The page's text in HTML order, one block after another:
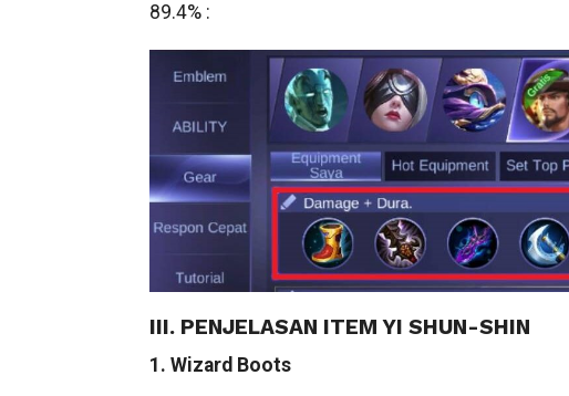
89.4% :
III. PENJELASAN ITEM YI SHUN-SHIN
1. Wizard Boots